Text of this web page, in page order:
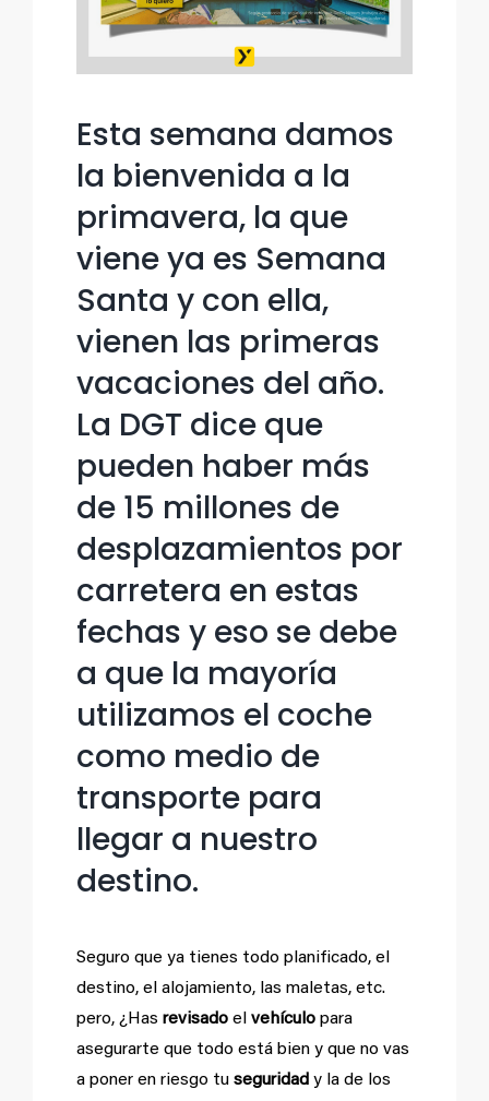
Esta semana damos
la bienvenida a la
primavera, la que
viene ya es Semana
Santa y con ella,
vienen las primeras
vacaciones del año.
La DGT dice que
pueden haber más
de 15 millones de
desplazamientos por
carretera en estas
fechas y eso se debe
a que la mayoría
utilizamos el coche
como medio de
transporte para
llegar a nuestro
destino.
Seguro que ya tienes todo planificado, el
destino, el alojamiento, las maletas, etc.
pero, ¿Has revisado el vehículo para
asegurarte que todo está bien y que no vas
a poner en riesgo tu seguridad y la de los